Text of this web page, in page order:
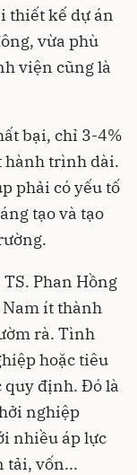
thiết kế dự án
vừa phù
viện cũng là
bại, chỉ 3-4%
hành trình dài.
phải có yếu tố
tạo và tạo
Phan Hồng
ít thành
rà. Tình
hoặc tiêu
quy định. Đó là
nghiệp
nhiều áp lực
tải, vốn...